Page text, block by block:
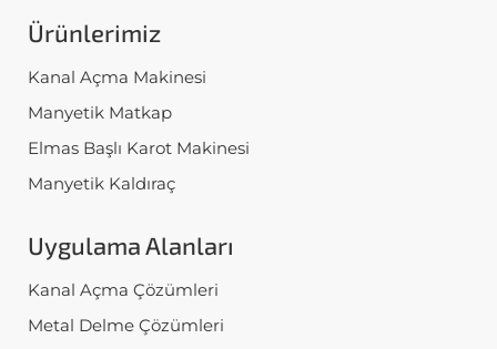
Ürünlerimiz
Kanal Açma Makinesi
Manyetik Matkap
Elmas Başlı Karot Makinesi
Manyetik Kaldıraç
Uygulama Alanları
Kanal Açma Çözümleri
Metal Delme Çözümleri